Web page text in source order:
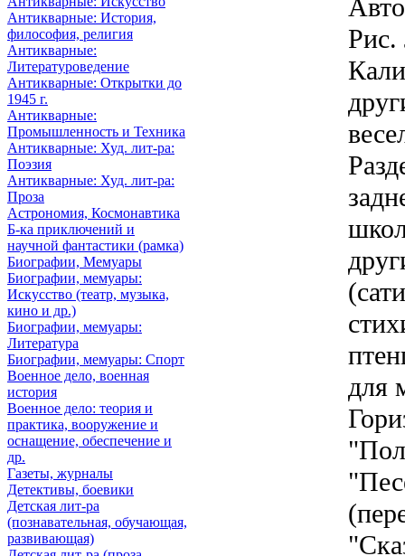
Антикварные: История,
философия, религия
Антикварные:
Литературоведение
Антикварные: Открытки до
1945 г.
Антикварные:
Промышленность и Техника
Антикварные: Худ. лит-ра:
Поэзия
Антикварные: Худ. лит-ра:
Проза
Астрономия, Космонавтика
Б-ка приключений и
научной фантастики (рамка)
Биографии, Мемуары
Биографии, мемуары:
Искусство (театр, музыка,
кино и др.)
Биографии, мемуары:
Литература
Биографии, мемуары: Спорт
Военное дело, военная
история
Военное дело: теория и
практика, вооружение и
оснащение, обеспечение и
др.
Газеты, журналы
Детективы, боевики
Детская лит-ра
(познавательная, обучающая,
развивающая)
Рис.
для